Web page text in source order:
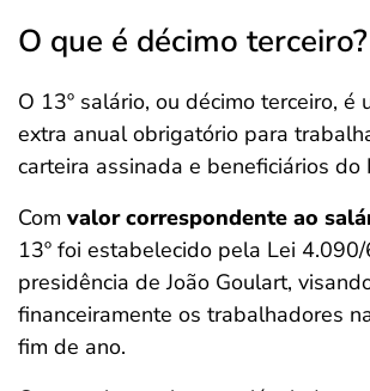
O que é décimo terceiro?
O 13º salário, ou décimo terceiro, é
extra anual obrigatório para
carteira assinada e beneficiários do
Com valor correspondente ao
13º foi estabelecido pela Lei
presidência de João Goulart,
financeiramente os trabalhadores
fim de ano.